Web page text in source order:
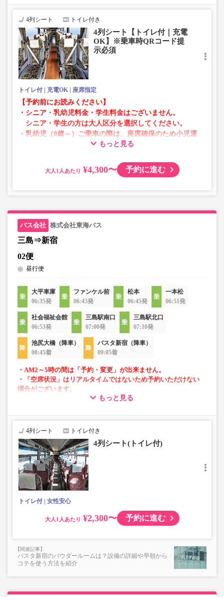
います。
お手数をおかけいたしますが、エラー表示が出た場合は、
たします。
4列シート トイレ付き
4列シート【トイレ付｜充電
OK】※乗車時QRコード提
示必須
トイレ付 充電OK 座席指定
【予約前にお読みください】
・シニア・乳幼児料金・学生料金はございません。
シニア・学生の方は大人区分を選択してください。
・乳幼児（0歳～）ご乗車の際は、座席確保のため小児運
賃での乗車券が必要です。
・AM1時～5時の間はシステムメンテナンスの為ご予約が
す。
・販売日・便ごとに随時価格が変動いたします。購入時に
販売価格をご確認の上でご予約をお願いいたします。
ントタイプでのご用意となります。
・増便や車両整備等の都合により、予告なく車両・シート
仕様が変更となる場合がございます。あらかじめご了承く
ださい。
もっと見る
大人 ¥4,300〜 予約に進む
株式会社東海バス
三島⇒新宿
02便
昼行便
大平車庫
06:35発
ファンケル前
06:43発
松本
06:45発
一本松
06:51発
社会福祉会館
06:53発
三島駅南口
07:00発
三島駅北口
07:10発
池尻大橋（降車）
08:45着
バスタ新宿（降車）
09:05着
・AM2～5時の間は「予約・変更」が出来ません。
・「空席状況」はリアルタイムではないため予約いただけない
場合がございます。
す。
・車内は常時換気し、清掃・除菌を徹底。
もっと見る
4列シート トイレ付き
4列シート(トイレ付)
トイレ付 女性安心
大人 ¥2,300〜 予約に進む
バスタ新宿のパウダールームは？設備の詳細や早朝から
コテを使う方法を紹介